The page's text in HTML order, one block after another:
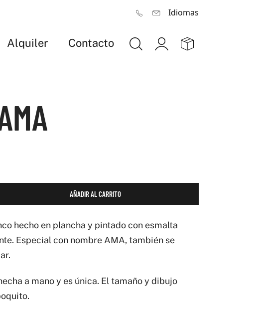
Idiomas
Alquiler Contacto
AÑADIR AL CARRITO
hecho en plancha y pintado con esmalta
Especial con nombre AMA, también se
a mano y es única. El tamaño y dibujo